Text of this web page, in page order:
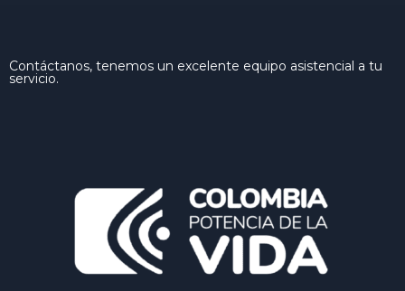
Contáctanos, tenemos un excelente equipo asistencial a tu
servicio.